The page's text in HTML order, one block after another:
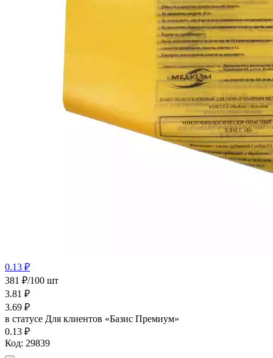
0.13 ₽
381 ₽/100 шт
3.81 ₽
3.69 ₽
в статусе Для клиентов «Базис Премиум»
0.13 ₽
Код: 29839